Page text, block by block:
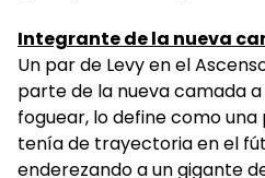
Integrante de la nueva
Un par de Levy en el
parte de la nueva camada
foguear, lo define como una
tenía de trayectoria en el
enderezando a un gigante